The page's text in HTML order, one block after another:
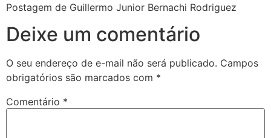
Postagem de Guillermo Junior Bernachi Rodriguez
Deixe um comentário
O seu endereço de e-mail não será publicado. Campos
obrigatórios são marcados com *
Comentário *